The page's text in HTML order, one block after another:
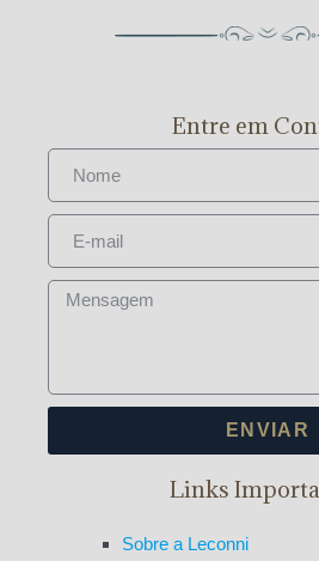
Entre em
ENVIAR
Links
Sobre a Leconni